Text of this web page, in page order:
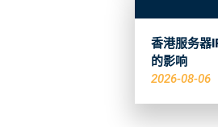
香港服务器
的影响
2026-08-06